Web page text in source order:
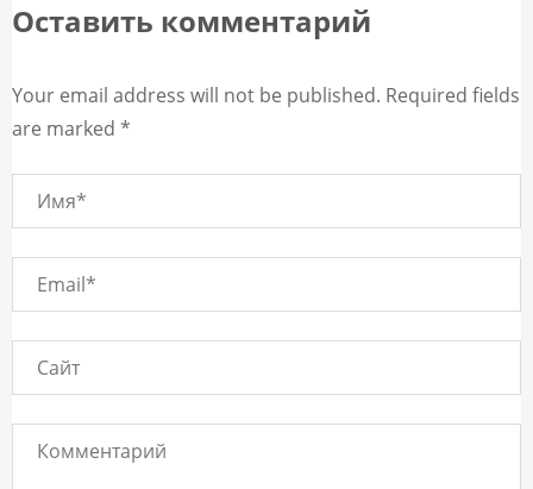
Оставить комментарий
Your email address will not be published. Required fields
are marked *